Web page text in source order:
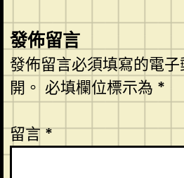
發佈留言
發佈留言必須填寫的電
開。 必填欄位標示為 *
留言*